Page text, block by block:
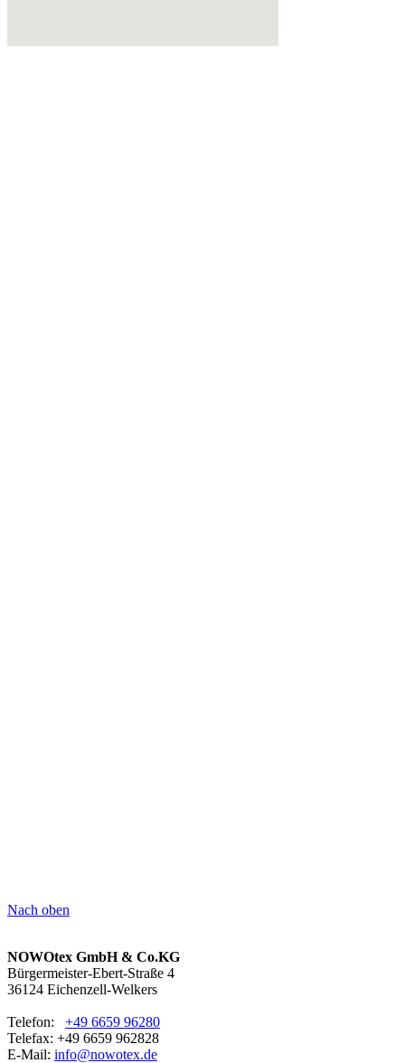
Nach oben
NOWOtex GmbH & Co.KG
Bürgermeister-Ebert-Straße 4
36124 Eichenzell-Welkers
Telefon: +49 6659 96280
Telefax: +49 6659 962828
E-Mail: info@nowotex.de